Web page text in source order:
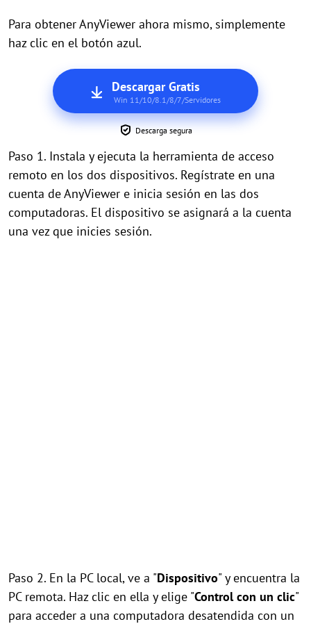
Para obtener AnyViewer ahora mismo, simplemente
haz clic en el botón azul.
Descargar Gratis
Win 11/10/8.1/8/7/Servidores
Descarga segura
Paso 1. Instala y ejecuta la herramienta de acceso
remoto en los dos dispositivos. Regístrate en una
cuenta de AnyViewer e inicia sesión en las dos
computadoras. El dispositivo se asignará a la cuenta
una vez que inicies sesión.
Paso 2. En la PC local, ve a "Dispositivo" y encuentra la
PC remota. Haz clic en ella y elige "Control con un clic"
para acceder a una computadora desatendida con un